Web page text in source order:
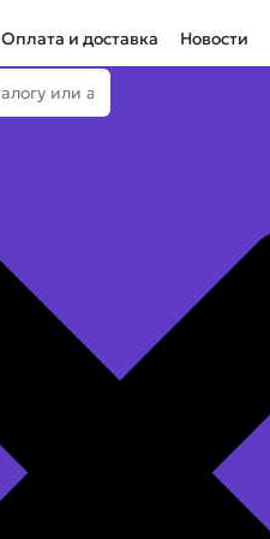
Оплата и доставка Новости